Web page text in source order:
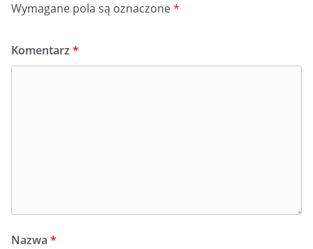
Wymagane pola są oznaczone*
Komentarz *
Nazwa *